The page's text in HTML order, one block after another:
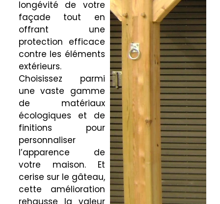
longévité de votre
façade tout en
offrant une
protection efficace
contre les éléments
extérieurs.
Choisissez parmi
une vaste gamme
de matériaux
écologiques et de
finitions pour
personnaliser
l’apparence de
votre maison. Et
cerise sur le gâteau,
cette amélioration
rehausse la valeur